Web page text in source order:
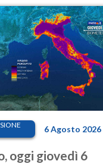
6 Agosto 2026
oggi giovedì 6